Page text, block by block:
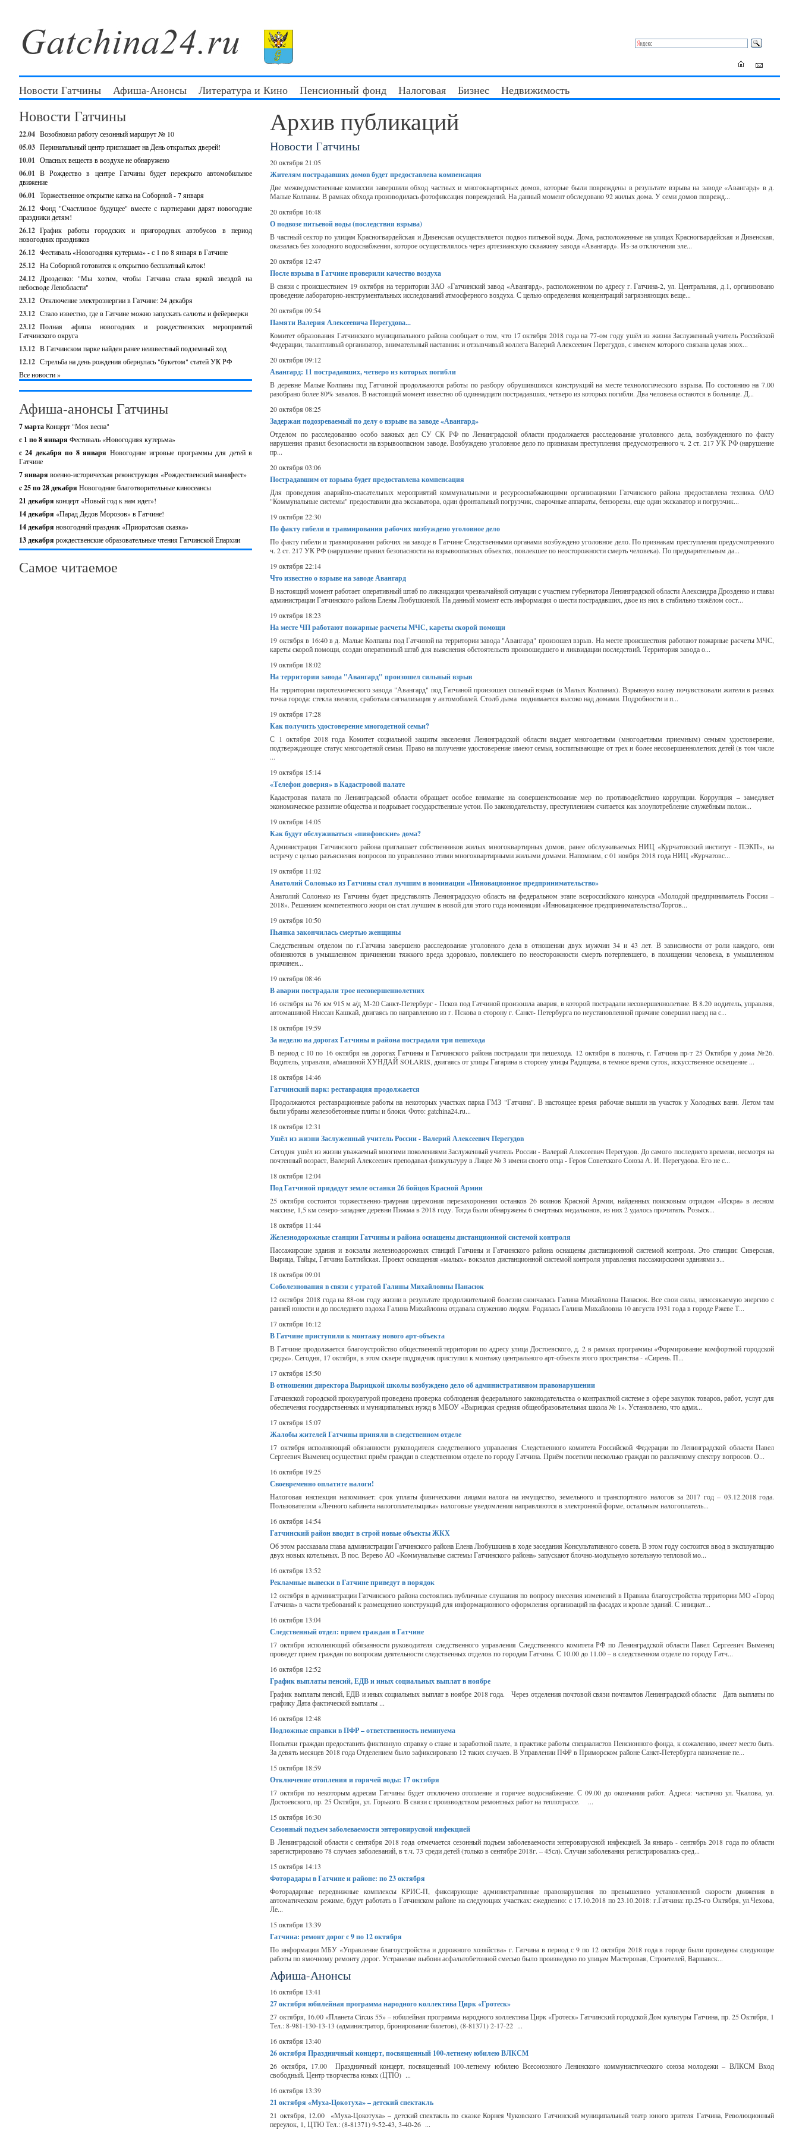
Новости Гатчины Афиша-Анонсы Литература и Кино Пенсионный фонд Налоговая Бизнес Недвижимость
Новости Гатчины
22.04 Возобновил работу сезонный маршрут № 10
05.03 Перинатальный центр приглашает на День открытых дверей!
10.01 Опасных веществ в воздухе не обнаружено
06.01 В Рождество в центре Гатчины будет перекрыто автомобильное
движение
06.01 Торжественное открытие катка на Соборной - 7 января
26.12 Фонд "Счастливое будущее" вместе с партнерами дарят новогодние
праздники детям!
26.12 График работы городских и пригородных автобусов в период
новогодних праздников
26.12 Фестиваль «Новогодняя кутерьма» - с 1 по 8 января в Гатчине
25.12 На Соборной готовится к открытию бесплатный каток!
24.12 Дрозденко: "Мы хотим, чтобы Гатчина стала яркой звездой на
небосводе Ленобласти"
23.12 Отключение электроэнергии в Гатчине: 24 декабря
23.12 Стало известно, где в Гатчине можно запускать салюты и фейерверки
23.12 Полная афиша новогодних и рождественских мероприятий
Гатчинского округа
13.12 В Гатчинском парке найден ранее неизвестный подземный ход
12.12 Стрельба на день рождения обернулась "букетом" статей УК РФ
Все новости »
Афиша-анонсы Гатчины
7 мартаКонцерт "Моя весна"
с 1 по 8 января Фестиваль «Новогодняя кутерьма»
с 24 декабря по 8 января Новогодние игровые программы для детей в
Гатчине
7 января военно-историческая реконструкция «Рождественский манифест»
c 25 по 28 декабря Новогодние благотворительные киносеансы
21 декабря концерт «Новый год к нам идет»!
14 декабря «Парад Дедов Морозов» в Гатчине!
14 декабря новогодний праздник «Приоратская сказка»
13 декабря рождественские образовательные чтения Гатчинской Епархии
Самое читаемое
Архив публикаций
Новости Гатчины
20 октября 21:05
Жителям пострадавших домов будет предоставлена компенсация
Две межведомственные комиссии завершили обход частных и многоквартирных домов, которые были повреждены в результате взрыва на заводе «Авангард» в д.
Малые Колпаны. В рамках обхода производилась фотофиксация повреждений. На данный момент обследовано 92 жилых дома. У семи домов поврежд...
20 октября 16:48
О подвозе питьевой воды (последствия взрыва)
В частный сектор по улицам Красногвардейская и Дивенская осуществляется подвоз питьевой воды. Дома, расположенные на улицах Красногвардейская и Дивенская,
оказалась без холодного водоснабжения, которое осуществлялось через артезианскую скважину завода «Авангард». Из-за отключения эле...
20 октября 12:47
После взрыва в Гатчине проверили качество воздуха
В связи с происшествием 19 октября на территории ЗАО «Гатчинский завод «Авангард», расположенном по адресу г. Гатчина-2, ул. Центральная, д.1, организовано
проведение лабораторно-инструментальных исследований атмосферного воздуха. С целью определения концентраций загрязняющих веще...
20 октября 09:54
Памяти Валерия Алексеевича Перегудова...
Комитет образования Гатчинского муниципального района сообщает о том, что 17 октября 2018 года на 77-ом году ушёл из жизни Заслуженный учитель Российской
Федерации, талантливый организатор, внимательный наставник и отзывчивый коллега Валерий Алексеевич Перегудов, с именем которого связана целая эпох...
20 октября 09:12
Авангард: 11 пострадавших, четверо из которых погибли
В деревне Малые Колпаны под Гатчиной продолжаются работы по разбору обрушившихся конструкций на месте технологического взрыва. По состоянию на 7.00
разобрано более 80% завалов. В настоящий момент известно об одиннадцати пострадавших, четверо из которых погибли. Два человека остаются в больнице. Д...
20 октября 08:25
Задержан подозреваемый по делу о взрыве на заводе «Авангард»
Отделом по расследованию особо важных дел СУ СК РФ по Ленинградской области продолжается расследование уголовного дела, возбужденного по факту
нарушения правил безопасности на взрывоопасном заводе. Возбуждено уголовное дело по признакам преступления предусмотренного ч. 2 ст. 217 УК РФ (нарушение
пр...
20 октября 03:06
Пострадавшим от взрыва будет предоставлена компенсация
Для проведения аварийно-спасательных мероприятий коммунальными и ресурсоснабжающими организациями Гатчинского района предоставлена техника. ОАО
"Коммунальные системы" предоставили два экскаватора, один фронтальный погрузчик, сварочные аппараты, бензорезы, еще один экскаватор и погрузчик...
19 октября 22:30
По факту гибели и травмирования рабочих возбуждено уголовное дело
По факту гибели и травмирования рабочих на заводе в Гатчине Следственными органами возбуждено уголовное дело. По признакам преступления предусмотренного
ч. 2 ст. 217 УК РФ (нарушение правил безопасности на взрывоопасных объектах, повлекшее по неосторожности смерть человека). По предварительным да...
19 октября 22:14
Что известно о взрыве на заводе Авангард
В настоящий момент работает оперативный штаб по ликвидации чрезвычайной ситуации с участием губернатора Ленинградской области Александра Дрозденко и главы
администрации Гатчинского района Елены Любушкиной. На данный момент есть информация о шести пострадавших, двое из них в стабильно тяжёлом сост...
19 октября 18:23
На месте ЧП работают пожарные расчеты МЧС, кареты скорой помощи
19 октября в 16:40 в д. Малые Колпаны под Гатчиной на территории завода "Авангард" произошел взрыв. На месте происшествия работают пожарные расчеты МЧС,
кареты скорой помощи, создан оперативный штаб для выяснения обстоятельств произошедшего и ликвидации последствий. Территория завода о...
19 октября 18:02
На территории завода "Авангард" произошел сильный взрыв
На территории пиротехнического завода "Авангард" под Гатчиной произошел сильный взрыв (в Малых Колпанах). Взрывную волну почувствовали жители в разных
точка города: стекла звенели, сработала сигнализация у автомобилей. Столб дыма поднимается высоко над домами. Подробности и п...
19 октября 17:28
Как получить удостоверение многодетной семьи?
С 1 октября 2018 года Комитет социальной защиты населения Ленинградской области выдает многодетным (многодетным приемным) семьям удостоверение,
подтверждающее статус многодетной семьи. Право на получение удостоверение имеют семьи, воспитывающие от трех и более несовершеннолетних детей (в том числе
...
19 октября 15:14
«Телефон доверия» в Кадастровой палате
Кадастровая палата по Ленинградской области обращает особое внимание на совершенствование мер по противодействию коррупции. Коррупция – замедляет
экономическое развитие общества и подрывает государственные устои. По законодательству, преступлением считается как злоупотребление служебным полож...
19 октября 14:05
Как будут обслуживаться «пияфовские» дома?
Администрация Гатчинского района приглашает собственников жилых многоквартирных домов, ранее обслуживаемых НИЦ «Курчатовский институт - ПЭКП», на
встречу с целью разъяснения вопросов по управлению этими многоквартирными жилыми домами. Напомним, с 01 ноября 2018 года НИЦ «Курчатовс...
19 октября 11:02
Анатолий Солонько из Гатчины стал лучшим в номинации «Инновационное предпринимательство»
Анатолий Солонько из Гатчины будет представлять Ленинградскую область на федеральном этапе всероссийского конкурса «Молодой предприниматель России –
2018». Решением компетентного жюри он стал лучшим в новой для этого года номинации «Инновационное предпринимательство/Торгов...
19 октября 10:50
Пьянка закончилась смертью женщины
Следственным отделом по г.Гатчина завершено расследование уголовного дела в отношении двух мужчин 34 и 43 лет. В зависимости от роли каждого, они
обвиняются в умышленном причинении тяжкого вреда здоровью, повлекшего по неосторожности смерть потерпевшего, в похищении человека, в умышленном
причинен...
19 октября 08:46
В аварии пострадали трое несовершеннолетних
16 октября на 76 км 915 м а/д М-20 Санкт-Петербург - Псков под Гатчиной произошла авария, в которой пострадали несовершеннолетние. В 8.20 водитель, управляя,
автомашиной Ниссан Кашкай, двигаясь по направлению из г. Пскова в сторону г. Санкт- Петербурга по неустановленной причине совершил наезд на с...
18 октября 19:59
За неделю на дорогах Гатчины и района пострадали три пешехода
В период с 10 по 16 октября на дорогах Гатчины и Гатчинского района пострадали три пешехода. 12 октября в полночь, г. Гатчина пр-т 25 Октября у дома №26.
Водитель, управляя, а/машиной ХУНДАЙ SOLARIS, двигаясь от улицы Гагарина в сторону улицы Радищева, в темное время суток, искусственное освещение ...
18 октября 14:46
Гатчинский парк: реставрация продолжается
Продолжаются реставрационные работы на некоторых участках парка ГМЗ "Гатчина". В настоящее время рабочие вышли на участок у Холодных ванн. Летом там
были убраны железобетонные плиты и блоки. Фото: gatchina24.ru...
18 октября 12:31
Ушёл из жизни Заслуженный учитель России - Валерий Алексеевич Перегудов
Сегодня ушёл из жизни уважаемый многими поколениями Заслуженный учитель России - Валерий Алексеевич Перегудов. До самого последнего времени, несмотря на
почтенный возраст, Валерий Алексеевич преподавал физкультуру в Лицее № 3 имени своего отца - Героя Советского Союза А. И. Перегудова. Его не с...
18 октября 12:04
Под Гатчиной придадут земле останки 26 бойцов Красной Армии
25 октября состоится торжественно-траурная церемония перезахоронения останков 26 воинов Красной Армии, найденных поисковым отрядом «Искра» в лесном
массиве, 1,5 км северо-западнее деревни Пижма в 2018 году. Тогда были обнаружены 6 смертных медальонов, из них 2 удалось прочитать. Розыск...
18 октября 11:44
Железнодорожные станции Гатчины и района оснащены дистанционной системой контроля
Пассажирские здания и вокзалы железнодорожных станций Гатчины и Гатчинского района оснащены дистанционной системой контроля. Это станции: Сиверская,
Вырица, Тайцы, Гатчина Балтийская. Проект оснащения «малых» вокзалов дистанционной системой контроля управления пассажирскими зданиями з...
18 октября 09:01
Соболезнования в связи с утратой Галины Михайловны Панасюк
12 октября 2018 года на 88-ом году жизни в результате продолжительной болезни скончалась Галина Михайловна Панасюк. Все свои силы, неиссякаемую энергию с
ранней юности и до последнего вздоха Галина Михайловна отдавала служению людям. Родилась Галина Михайловна 10 августа 1931 года в городе Ржеве Т...
17 октября 16:12
В Гатчине приступили к монтажу нового арт-объекта
В Гатчине продолжается благоустройство общественной территории по адресу улица Достоевского, д. 2 в рамках программы «Формирование комфортной городской
среды». Сегодня, 17 октября, в этом сквере подрядчик приступил к монтажу центрального арт-объекта этого пространства - «Сирень. П...
17 октября 15:50
В отношении директора Вырицкой школы возбуждено дело об административном правонарушении
Гатчинской городской прокуратурой проведена проверка соблюдения федерального законодательства о контрактной системе в сфере закупок товаров, работ, услуг для
обеспечения государственных и муниципальных нужд в МБОУ «Вырицкая средняя общеобразовательная школа № 1». Установлено, что адми...
17 октября 15:07
Жалобы жителей Гатчины приняли в следственном отделе
17 октября исполняющий обязанности руководителя следственного управления Следственного комитета Российской Федерации по Ленинградской области Павел
Сергеевич Выменец осуществил приём граждан в следственном отделе по городу Гатчина. Приём посетили несколько граждан по различному спектру вопросов. О...
16 октября 19:25
Своевременно оплатите налоги!
Налоговая инспекция напоминает: срок уплаты физическими лицами налога на имущество, земельного и транспортного налогов за 2017 год – 03.12.2018 года.
Пользователям «Личного кабинета налогоплательщика» налоговые уведомления направляются в электронной форме, остальным налогоплатель...
16 октября 14:54
Гатчинский район вводит в строй новые объекты ЖКХ
Об этом рассказала глава администрации Гатчинского района Елена Любушкина в ходе заседания Консультативного совета. В этом году состоится ввод в эксплуатацию
двух новых котельных. В пос. Верево АО «Коммунальные системы Гатчинского района» запускают блочно-модульную котельную тепловой мо...
16 октября 13:52
Рекламные вывески в Гатчине приведут в порядок
12 октября в администрации Гатчинского района состоялись публичные слушания по вопросу внесения изменений в Правила благоустройства территории МО «Город
Гатчина» в части требований к размещению конструкций для информационного оформления организаций на фасадах и кровле зданий. С инициат...
16 октября 13:04
Следственный отдел: прием граждан в Гатчине
17 октября исполняющий обязанности руководителя следственного управления Следственного комитета РФ по Ленинградской области Павел Сергеевич Выменец
проведет прием граждан по вопросам деятельности следственных отделов по городам Гатчина. С 10.00 до 11.00 – в следственном отделе по городу Гатч...
16 октября 12:52
График выплаты пенсий, ЕДВ и иных социальных выплат в ноябре
График выплаты пенсий, ЕДВ и иных социальных выплат в ноябре 2018 года. Через отделения почтовой связи почтамтов Ленинградской области: Дата выплаты по
графику Дата фактической выплаты ...
16 октября 12:48
Подложные справки в ПФР – ответственность неминуема
Попытки граждан предоставить фиктивную справку о стаже и заработной плате, в практике работы специалистов Пенсионного фонда, к сожалению, имеет место быть.
За девять месяцев 2018 года Отделением было зафиксировано 12 таких случаев. В Управлении ПФР в Приморском районе Санкт-Петербурга назначение пе...
15 октября 18:59
Отключение отопления и горячей воды: 17 октября
17 октября по некоторым адресам Гатчины будет отключено отопление и горячее водоснабжение. С 09.00 до окончания работ. Адреса: частично ул. Чкалова, ул.
Достоевского, пр. 25 Октября, ул. Горького. В связи с производством ремонтных работ на теплотрассе. ...
15 октября 16:30
Сезонный подъем заболеваемости энтеровирусной инфекцией
В Ленинградской области с сентября 2018 года отмечается сезонный подъем заболеваемости энтеровирусной инфекцией. За январь - сентябрь 2018 года по области
зарегистрировано 78 случаев заболеваний, в т.ч. 73 среди детей (только в сентябре 2018г. – 45сл). Случаи заболевания регистрировались сред...
15 октября 14:13
Фоторадары в Гатчине и районе: по 23 октября
Фоторадарные передвижные комплексы КРИС-П, фиксирующие административные правонарушения по превышению установленной скорости движения в
автоматическом режиме, будут работать в Гатчинском районе на следующих участках: ежедневно: с 17.10.2018 по 23.10.2018: г.Гатчина: пр.25-го Октября, ул.Чехова,
Ле...
15 октября 13:39
Гатчина: ремонт дорог с 9 по 12 октября
По информации МБУ «Управление благоустройства и дорожного хозяйства» г. Гатчина в период с 9 по 12 октября 2018 года в городе были проведены следующие
работы по ямочному ремонту дорог. Устранение выбоин асфальтобетонной смесью было произведено по улицам Мастеровая, Строителей, Варшавск...
Афиша-Анонсы
16 октября 13:41
27 октябряюбилейная программа народного коллектива Цирк «Гротеск»
27 октября, 16.00 «Планета Circus 55» – юбилейная программа народного коллектива Цирк «Гротеск» Гатчинский городской Дом культуры Гатчина, пр. 25 Октября, 1
Тел.: 8-981-130-13-13 (администратор, бронирование билетов), (8-81371) 2-17-22 ...
16 октября 13:40
26 октябряПраздничный концерт, посвященный 100-летнему юбилею ВЛКСМ
26 октября, 17.00 Праздничный концерт, посвященный 100-летнему юбилею Всесоюзного Ленинского коммунистического союза молодежи – ВЛКСМ Вход
свободный. Центр творчества юных (ЦТЮ) ...
16 октября 13:39
21 октября«Муха-Цокотуха» – детский спектакль
21 октября, 12.00 «Муха-Цокотуха» – детский спектакль по сказке Корнея Чуковского Гатчинский муниципальный театр юного зрителя Гатчина, Революционный
переулок, 1, ЦТЮ Тел.: (8-81371) 9-52-43, 3-40-26 ...